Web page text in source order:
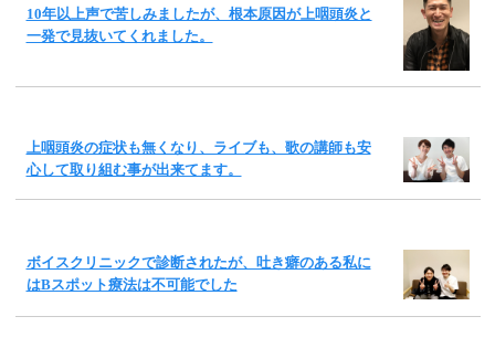
10年以上声で苦しみましたが、根本原因が上咽頭炎と
一発で見抜いてくれました。
上咽頭炎の症状も無くなり、ライブも、歌の講師も安
心して取り組む事が出来てます。
ボイスクリニックで診断されたが、吐き癖のある私に
はBスポット療法は不可能でした